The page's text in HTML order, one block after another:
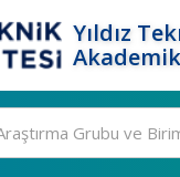
Yıldız